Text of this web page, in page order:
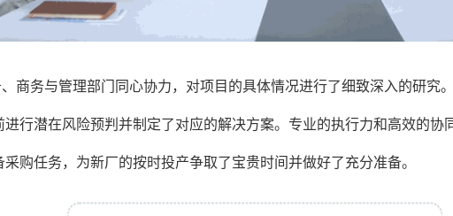
商务与管理部门同心协力，对项目的具体情况进行了细致深入的研究
行潜在风险预判并制定了对应的解决方案。专业的执行力和高效的协
购任务，为新厂的按时投产争取了宝贵时间并做好了充分准备。